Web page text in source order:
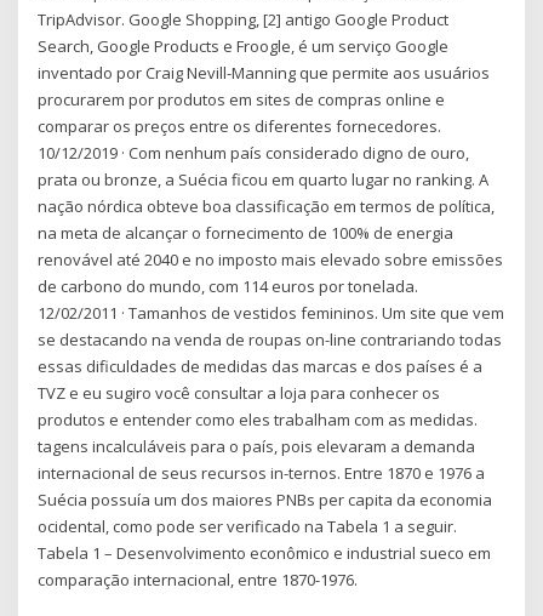
TripAdvisor. Google Shopping, [2] antigo Google Product
Search, Google Products e Froogle, é um serviço Google
inventado por Craig Nevill-Manning que permite aos usuários
procurarem por produtos em sites de compras online e
comparar os preços entre os diferentes fornecedores.
10/12/2019 · Com nenhum país considerado digno de ouro,
prata ou bronze, a Suécia ficou em quarto lugar no ranking. A
nação nórdica obteve boa classificação em termos de política,
na meta de alcançar o fornecimento de 100% de energia
renovável até 2040 e no imposto mais elevado sobre emissões
de carbono do mundo, com 114 euros por tonelada.
12/02/2011 · Tamanhos de vestidos femininos. Um site que vem
se destacando na venda de roupas on-line contrariando todas
essas dificuldades de medidas das marcas e dos países é a
TVZ e eu sugiro você consultar a loja para conhecer os
produtos e entender como eles trabalham com as medidas.
tagens incalculáveis para o país, pois elevaram a demanda
internacional de seus recursos in-ternos. Entre 1870 e 1976 a
Suécia possuía um dos maiores PNBs per capita da economia
ocidental, como pode ser verificado na Tabela 1 a seguir.
Tabela 1 – Desenvolvimento econômico e industrial sueco em
comparação internacional, entre 1870-1976.